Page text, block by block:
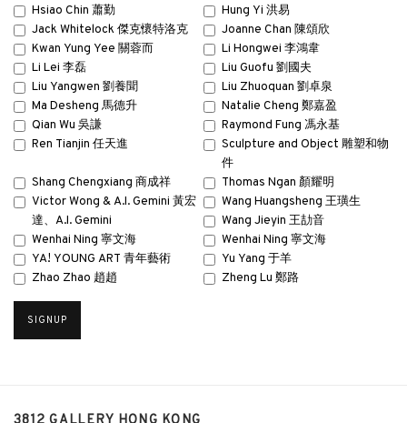
Hsiao Chin 蕭勤
Hung Yi 洪易
Jack Whitelock 傑克·懷特洛克
Joanne Chan 陳頌欣
Kwan Yung Yee 關蓉而
Li Hongwei 李鴻韋
Li Lei 李磊
Liu Guofu 劉國夫
Liu Yangwen 劉養聞
Liu Zhuoquan 劉卓泉
Ma Desheng 馬德升
Natalie Cheng 鄭嘉盈
Qian Wu 吳謙
Raymond Fung 馮永基
Ren Tianjin 任天進
Sculpture and Object 雕塑和物
件
Shang Chengxiang 商成祥
Thomas Ngan 顏耀明
Victor Wong & A.I. Gemini 黃宏
達、A.I. Gemini
Wang Huangsheng 王璜生
Wang Jieyin 王劼音
Wenhai Ning 寧文海
Wenhai Ning 寧文海
YA! YOUNG ART 青年藝術
Yu Yang 于羊
Zhao Zhao 趙趙
Zheng Lu 鄭路
SIGNUP